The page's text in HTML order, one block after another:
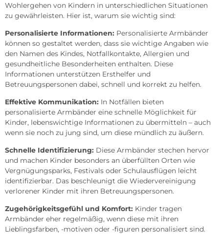
Wohlergehen von Kindern in unterschiedlichen Situationen
zu gewährleisten. Hier ist, warum sie wichtig sind:
Personalisierte Informationen: Personalisierte Armbänder
können so gestaltet werden, dass sie wichtige Angaben wie
den Namen des Kindes, Notfallkontakte, Allergien und
gesundheitliche Besonderheiten enthalten. Diese
Informationen unterstützen Ersthelfer und
Betreuungspersonen dabei, schnell und korrekt zu helfen.
Effektive Kommunikation: In Notfällen bieten
personalisierte Armbänder eine schnelle Möglichkeit für
Kinder, lebenswichtige Informationen zu übermitteln – auch
wenn sie noch zu jung sind, um diese mündlich zu äußern.
Schnelle Identifizierung: Diese Armbänder stechen hervor
und machen Kinder besonders an überfüllten Orten wie
Vergnügungsparks, Festivals oder Schulausflügen leicht
identifizierbar. Das beschleunigt die Wiedervereinigung
verlorener Kinder mit ihren Betreuungspersonen.
Zugehörigkeitsgefühl und Komfort: Kinder tragen
Armbänder eher regelmäßig, wenn diese mit ihren
Lieblingsfarben, -motiven oder -figuren personalisiert sind.